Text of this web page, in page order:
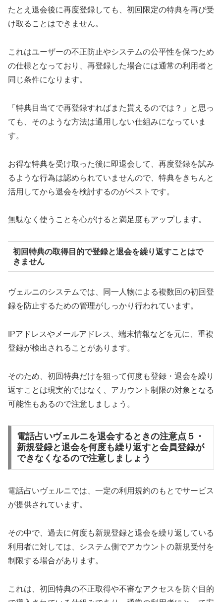
たとえ退会後に再度登録しても、初回限定の特典を再び受
け取ることはできません。
これはユーザーの不正防止やシステムの公平性を保つため
の仕様となっており、再登録した場合には通常の利用者と
同じ条件になります。
「特典目当てで再登録すればまた貰えるのでは？」と思っ
ても、そのような方法は通用しない仕組みになっていま
す。
お得な特典を受け取った後に即退会して、再度登録を試み
るような行為は認められていませんので、特典をきちんと
活用してから退会を検討するのがベストです。
無駄なく使うことを心がけると満足度もアップします。
初回特典の取得目的で登録と退会を繰り返すことはで
きません
ヴェルニのシステムでは、同一人物による複数回の初回登
録を防止するための管理がしっかり行われています。
IPアドレスやメールアドレス、端末情報などを元に、重複
登録が検出されることがあります。
そのため、初回特典だけを狙って何度も登録・退会を繰り
返すことは現実的ではなく、アカウント制限の対象となる
可能性もあるので注意しましょう。
電話占いヴェルニを退会するときの注意点５・
新規登録と退会を何度も繰り返すと会員登録が
できなくなるので注意しましょう
電話占いヴェルニでは、一定の利用規約のもとでサービス
が提供されています。
その中で、過去に何度も新規登録と退会を繰り返している
利用者に対しては、システム側でアカウントの新規受付を
制限する場合があります。
これは、初回特典の不正取得や不審なアクセスを防ぐ目的